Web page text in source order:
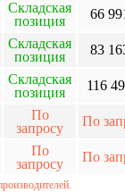
Складская
позиция
66
Складская
позиция
83
Складская
позиция
116
По
запросу
По
По
запросу
По